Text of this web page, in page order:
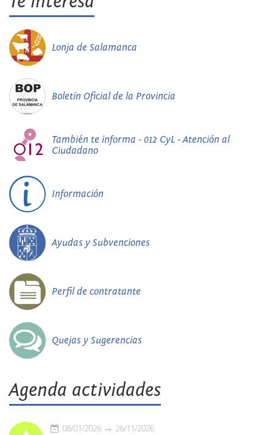
Lonja de Salamanca
Boletín Oficial de la Provincia
También te informa - 012 CyL - Atención al
Ciudadano
Información
Ayudas y Subvenciones
Perfil de contratante
Quejas y Sugerencias
Agenda actividades
08/01/2026 26/11/2026